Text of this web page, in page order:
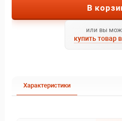
В
или вы
купить товар
Характеристики